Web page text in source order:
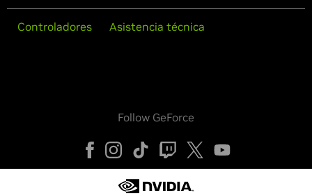
Controladores Asistencia técnica
Follow GeForce